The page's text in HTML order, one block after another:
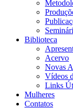
Biblioteca
Acervo
Novas
Vídeos
Links
Mulheres
Contatos